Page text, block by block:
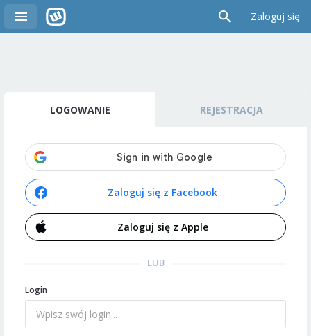
Zaloguj się
LOGOWANIE REJESTRACJA
Zaloguj się z Facebook
Zaloguj się z Apple
LUB
Login